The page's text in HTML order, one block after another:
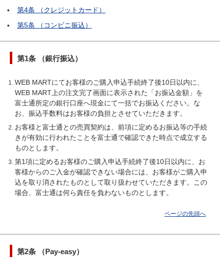
第4条 （クレジットカード）
第5条 （コンビニ振込）
第1条 （銀行振込）
WEB MARTにてお客様のご購入申込手続終了後10日以内に、
WEB MART上の注文完了画面に表示された「お振込金額」を
富士通所定の銀行口座へ現金にて一括でお振込ください。な
お、振込手数料はお客様の負担とさせていただきます。
お客様と富士通との売買契約は、前項に定めるお振込等の手続
きが有効に行われたことを富士通で確認できた時点で成立する
ものとします。
第1項に定めるお客様のご購入申込手続終了後10日以内に、お
客様からのご入金が確認できない場合には、お客様がご購入申
込を取り消されたものとして取り扱わせていただきます。この
場合、富士通は何ら責任を負わないものとします。
ページの先頭へ
第2条 （Pay-easy）